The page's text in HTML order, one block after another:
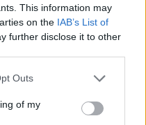
This information may
on the IAB’s List of
further disclose it to other
one or more Google
You may click to
its third-party tags to
Outs
of my